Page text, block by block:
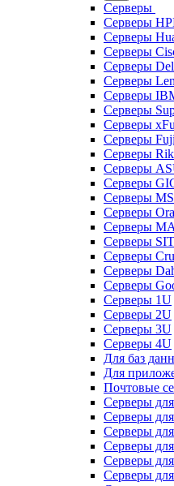
Серверы
Серверы
Серверы
Серверы
Серверы
Серверы
Серверы
Серверы
Серверы
Серверы
Серверы
Серверы
Серверы
Серверы
Серверы
Серверы
Серверы
Серверы
Серверы
Серверы
Серверы 1U
Серверы 2U
Серверы 3U
Серверы 4U
Для баз
Для
Почтовые
Серверы
Серверы
Серверы
Серверы
Серверы
Серверы